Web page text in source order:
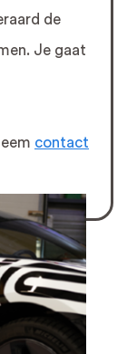
de
Je gaat
contact